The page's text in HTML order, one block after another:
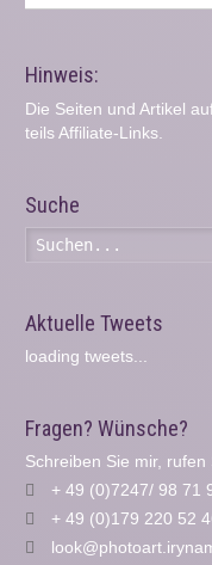
Hinweis:
Die Seiten und Artikel
teils Affiliate-Links.
Suche
Aktuelle Tweets
loading tweets...
Fragen? Wünsche?
Schreiben Sie mir, rufen
+ 49 (0)7247/ 98 71
+ 49 (0)179 220 52